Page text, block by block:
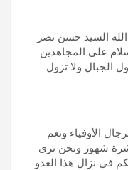
السيد حسن نصر
على المجاهدين
الجبال ولا تزول
الأوفياء ونعم
شهور ونحن نرى
في نزال هذا العدو